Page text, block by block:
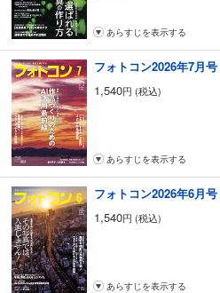
202 プロに聞く! 新製品速報
ニコン D6／AF-S NIKKOR 120～300ミ
富士フイルム X-T4
キヤノン RF24～105ミリ F4-7.1 IS STM
オリンパス M.ZUIKO DIGITAL ED 12～
ソニー FE 20ミリ F1.8 G
エプソン SC-PX1V／SC-PX1VL
杉本利彦／吉森信哉／葛原よしひろ
211 新製品ニュース
コンテスト
014 モノクロ作品招待席
審査・選評 立木義浩
026 モノクロ作品招待席 応募規定
あらすじを表示する
フォトコン2026年7月号
1,540円 (税込)
あらすじを表示する
フォトコン2026年6月号
1,540円 (税込)
あらすじを表示する